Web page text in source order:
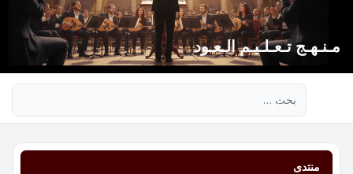
مـنـهـج تـعـلـيـم الـعـود
منتدى